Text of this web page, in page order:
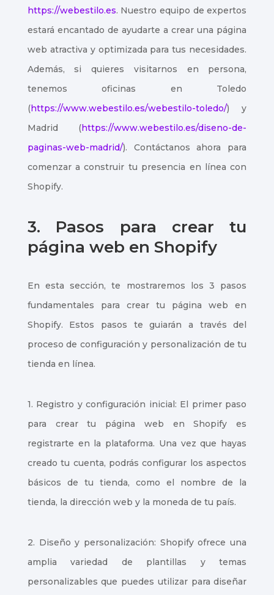
https://webestilo.es. Nuestro equipo de expertos
estará encantado de ayudarte a crear una página
web atractiva y optimizada para tus necesidades.
Además, si quieres visitarnos en persona,
tenemos oficinas en Toledo
(https://www.webestilo.es/webestilo-toledo/) y
Madrid (https://www.webestilo.es/diseno-de-
paginas-web-madrid/). Contáctanos ahora para
comenzar a construir tu presencia en línea con
Shopify.
3. Pasos para crear tu
página web en Shopify
En esta sección, te mostraremos los 3 pasos
fundamentales para crear tu página web en
Shopify. Estos pasos te guiarán a través del
proceso de configuración y personalización de tu
tienda en línea.
1. Registro y configuración inicial: El primer paso
para crear tu página web en Shopify es
registrarte en la plataforma. Una vez que hayas
creado tu cuenta, podrás configurar los aspectos
básicos de tu tienda, como el nombre de la
tienda, la dirección web y la moneda de tu país.
2. Diseño y personalización: Shopify ofrece una
amplia variedad de plantillas y temas
personalizables que puedes utilizar para diseñar